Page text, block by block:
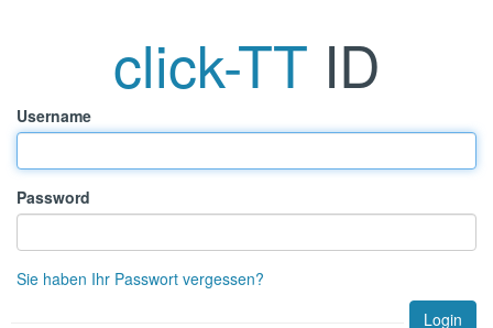
click-TT ID
Username
Password
Sie haben Ihr Passwort vergessen?